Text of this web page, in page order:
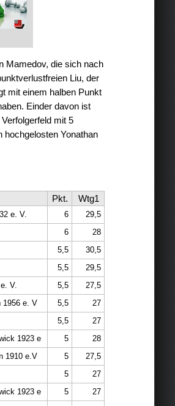
Mamedov, die sich nach
Liu, der
mit einem halben Punkt
Einder davon ist
mit 5
hochgelosten Yonathan
Pkt. Wtg1
e. V. 6
29,5
6
28
5,5
30,5
5,5
29,5
V. 5,5
27,5
1956 e. V 5,5
27
5,5
27
1923 e 5
28
1910 e.V 5
27,5
5
27
1923 e 5
27